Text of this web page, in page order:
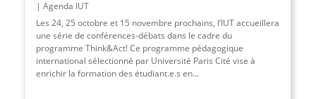
Agenda IUT
Les 24, 25 octobre et 15 novembre prochains, l’IUT accueillera
une série de conférences-débats dans le cadre du
programme Think&Act! Ce programme pédagogique
international sélectionné par Université Paris Cité vise à
enrichir la formation des étudiant.e.s en...